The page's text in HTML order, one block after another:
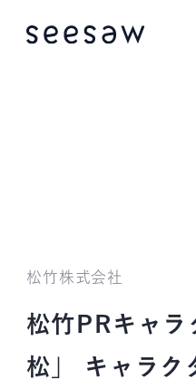
松竹株式会社
松竹PRキャラ
松」 キャラク